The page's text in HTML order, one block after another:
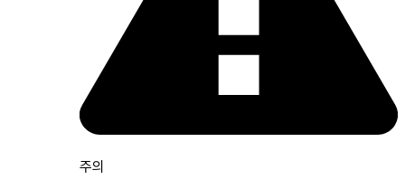
주의